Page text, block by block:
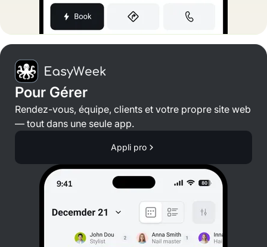
Pour Gérer
Rendez-vous, équipe, clients et votre propre site web
— tout dans une seule app.
Appli pro